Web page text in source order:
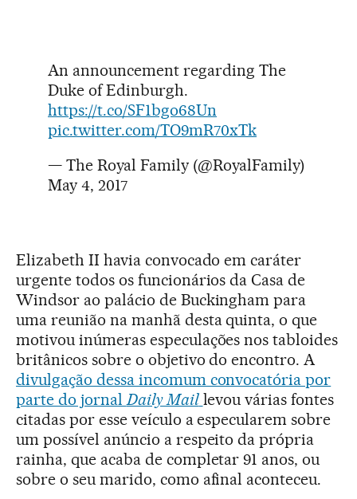
An announcement regarding The
Duke of Edinburgh.
https://t.co/SF1bgo68Un
pic.twitter.com/TO9mR70xTk
— The Royal Family (@RoyalFamily)
May 4, 2017
Elizabeth II havia convocado em caráter
urgente todos os funcionários da Casa de
Windsor ao palácio de Buckingham para
uma reunião na manhã desta quinta, o que
motivou inúmeras especulações nos tabloides
britânicos sobre o objetivo do encontro. A
divulgação dessa incomum convocatória por
parte do jornalDaily Mail levou várias fontes
citadas por esse veículo a especularem sobre
um possível anúncio a respeito da própria
rainha, que acaba de completar 91 anos, ou
sobre o seu marido, como afinal aconteceu.